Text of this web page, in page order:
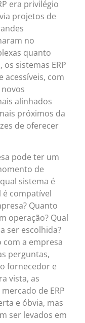
era privilégio
projetos de
no
quanto
sistemas ERP
acessíveis, com
alinhados
próximos da
de oferecer
pode ter um
de
sistema é
é compatível
Quanto
operação? Qual
ser escolhida?
com a empresa
perguntas,
fornecedor e
vista, as
de ERP
e óbvia, mas
ser levados em